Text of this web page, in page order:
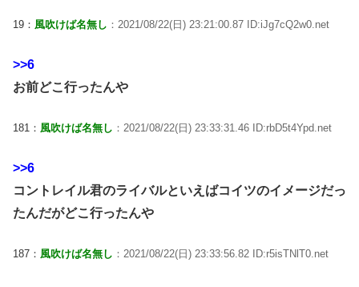
19： 風吹けば名無し ：2021/08/22(日) 23:21:00.87 ID:iJg7cQ2w0.net
>>6
お前どこ行ったんや
181： 風吹けば名無し ：2021/08/22(日) 23:33:31.46 ID:rbD5t4Ypd.net
>>6
コントレイル君のライバルといえばコイツのイメージだっ
たんだがどこ行ったんや
187： 風吹けば名無し ：2021/08/22(日) 23:33:56.82 ID:r5isTNlT0.net